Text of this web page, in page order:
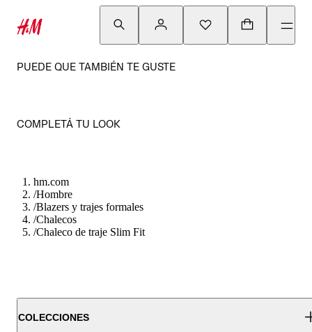
PUEDE QUE TAMBIÉN TE GUSTE
COMPLETÁ TU LOOK
hm.com
/Hombre
/Blazers y trajes formales
/Chalecos
/Chaleco de traje Slim Fit
COLECCIONES